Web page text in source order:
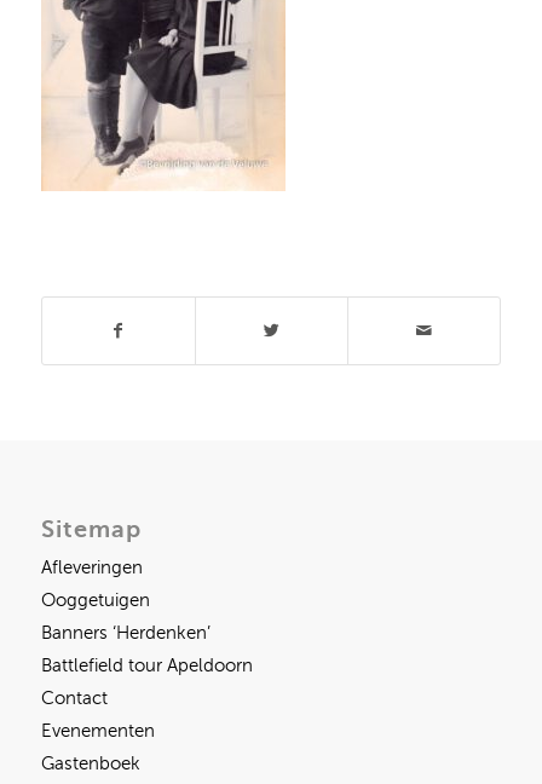
Sitemap
Afleveringen
Ooggetuigen
Banners ‘Herdenken’
Battlefield tour Apeldoorn
Contact
Evenementen
Gastenboek